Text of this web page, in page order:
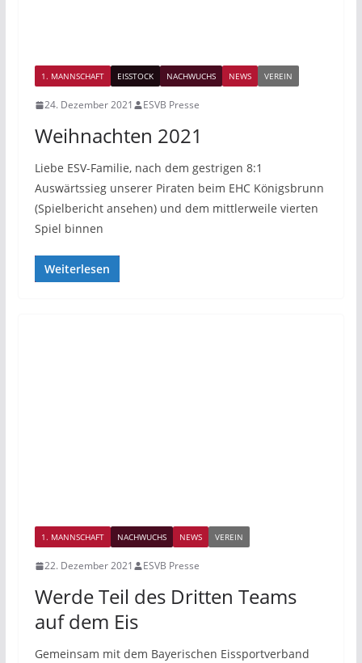
1. MANNSCHAFT EISSTOCK NACHWUCHS NEWS VEREIN
24. Dezember 2021 ESVB Presse
Weihnachten 2021
Liebe ESV-Familie, nach dem gestrigen 8:1
Auswärtssieg unserer Piraten beim EHC Königsbrunn
(Spielbericht ansehen) und dem mittlerweile vierten
Spiel binnen
Weiterlesen
1. MANNSCHAFT NACHWUCHS NEWS VEREIN
22. Dezember 2021 ESVB Presse
Werde Teil des Dritten Teams
auf dem Eis
Gemeinsam mit dem Bayerischen Eissportverband